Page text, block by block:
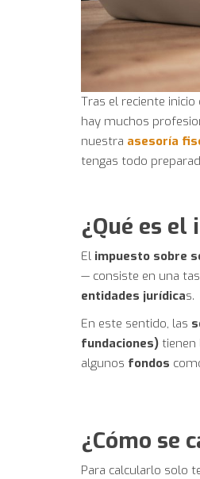
Tras el reciente inicio
hay muchos
nuestra asesoría
tengas todo
¿Qué es
El impuesto sobre
— consiste en una
entidades jurídicas.
En este sentido, las
fundaciones) tienen
algunos fondos
¿Cómo se
Para calcularlo solo